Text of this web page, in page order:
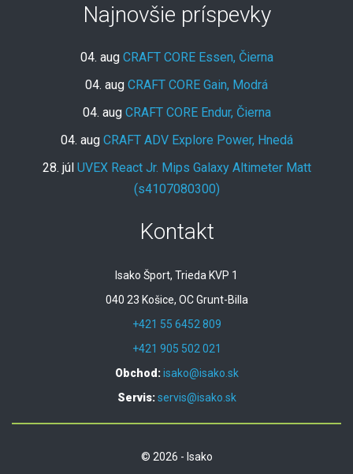
Najnovšie príspevky
04. aug CRAFT CORE Essen, Čierna
04. aug CRAFT CORE Gain, Modrá
04. aug CRAFT CORE Endur, Čierna
04. aug CRAFT ADV Explore Power, Hnedá
28. júl UVEX React Jr. Mips Galaxy Altimeter Matt
(s4107080300)
Kontakt
Isako Šport, Trieda KVP 1
040 23 Košice, OC Grunt-Billa
+421 55 6452 809
+421 905 502 021
Obchod:isako@isako.sk
Servis:servis@isako.sk
© 2026 - Isako